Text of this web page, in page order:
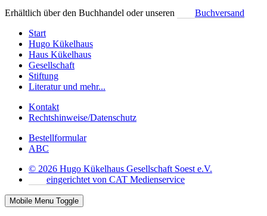
Erhältlich über den Buchhandel oder unseren
Buchversand
Start
Hugo Kükelhaus
Haus Kükelhaus
Gesellschaft
Stiftung
Literatur und mehr...
Kontakt
Rechtshinweise/Datenschutz
Bestellformular
ABC
© 2026 Hugo Kükelhaus Gesellschaft Soest e.V.
eingerichtet von CAT Medienservice
Mobile Menu Toggle